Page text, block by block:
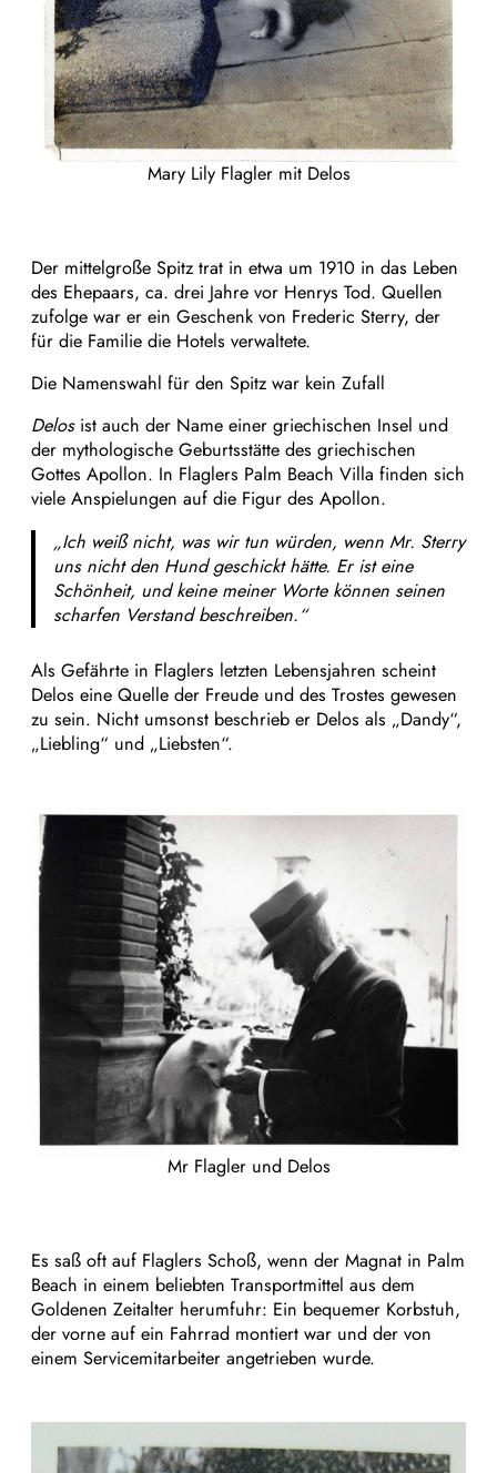
Mary Lily Flagler mit Delos
Der mittelgroße Spitz trat in etwa um 1910 in das Leben
des Ehepaars, ca. drei Jahre vor Henrys Tod. Quellen
zufolge war er ein Geschenk von Frederic Sterry, der
für die Familie die Hotels verwaltete.
Die Namenswahl für den Spitz war kein Zufall
Delos ist auch der Name einer griechischen Insel und
der mythologische Geburtsstätte des griechischen
Gottes Apollon. In Flaglers Palm Beach Villa finden sich
viele Anspielungen auf die Figur des Apollon.
„Ich weiß nicht, was wir tun würden, wenn Mr. Sterry
uns nicht den Hund geschickt hätte. Er ist eine
Schönheit, und keine meiner Worte können seinen
scharfen Verstand beschreiben.“
Als Gefährte in Flaglers letzten Lebensjahren scheint
Delos eine Quelle der Freude und des Trostes gewesen
zu sein. Nicht umsonst beschrieb er Delos als „Dandy“,
„Liebling“ und „Liebsten“.
Mr Flagler und Delos
Es saß oft auf Flaglers Schoß, wenn der Magnat in Palm
Beach in einem beliebten Transportmittel aus dem
Goldenen Zeitalter herumfuhr: Ein bequemer Korbstuh,
der vorne auf ein Fahrrad montiert war und der von
einem Servicemitarbeiter angetrieben wurde.